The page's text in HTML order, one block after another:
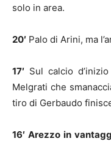
solo in area.
20′ Palo di Arini, ma
17′ Sul calcio
Melgrati che
tiro di Gerbaudo
16′ Arezzo in